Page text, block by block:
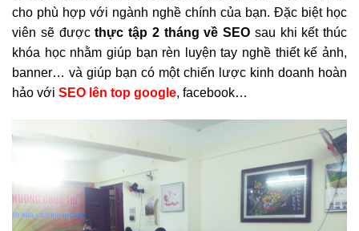
cho phù hợp với ngành nghề chính của bạn. Đặc biệt học
viên sẽ đượcthực tập 2 tháng về SEO sau khi kết thúc
khóa học nhằm giúp bạn rèn luyện tay nghề thiết kế ảnh,
banner… và giúp bạn có một chiến lược kinh doanh hoàn
hảo với SEO lên top google, facebook…